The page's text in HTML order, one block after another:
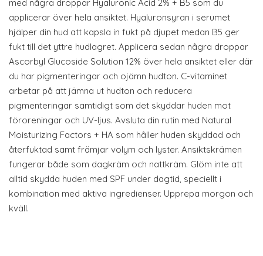
med några droppar Hyaluronic Acid 2% + B5 som du
applicerar över hela ansiktet. Hyaluronsyran i serumet
hjälper din hud att kapsla in fukt på djupet medan B5 ger
fukt till det yttre hudlagret. Applicera sedan några droppar
Ascorbyl Glucoside Solution 12% över hela ansiktet eller där
du har pigmenteringar och ojämn hudton. C-vitaminet
arbetar på att jämna ut hudton och reducera
pigmenteringar samtidigt som det skyddar huden mot
föroreningar och UV-ljus. Avsluta din rutin med Natural
Moisturizing Factors + HA som håller huden skyddad och
återfuktad samt främjar volym och lyster. Ansiktskrämen
fungerar både som dagkräm och nattkräm. Glöm inte att
alltid skydda huden med SPF under dagtid, speciellt i
kombination med aktiva ingredienser. Upprepa morgon och
kväll.